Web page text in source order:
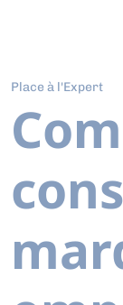
Place à l'Expert